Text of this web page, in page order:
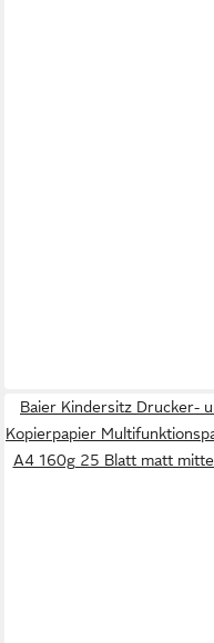
Baier Kindersitz Drucker-
Kopierpapier
A4 160g 25 Blatt matt